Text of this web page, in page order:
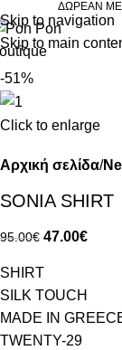
Skip to navigation
Skip to main
ΔΩΡΕΑΝ
-51%
Click to enlarge
Αρχική σελίδα
SONIA SHIRT
95.00€ 47.00€
SHIRT
SILK TOUCH
MADE IN
TWENTY-29